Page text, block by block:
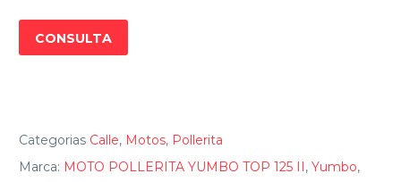
CONSULTA
Categorias Calle, Motos, Pollerita
Marca: MOTO POLLERITA YUMBO TOP 125 II, Yumbo,